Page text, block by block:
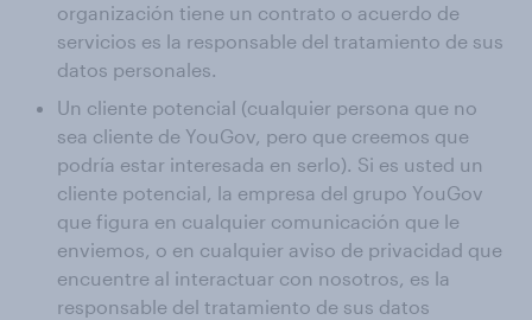
organización tiene un contrato o acuerdo de
servicios es la responsable del tratamiento de sus
datos personales.
Un cliente potencial (cualquier persona que no
sea cliente de YouGov, pero que creemos que
podría estar interesada en serlo). Si es usted un
cliente potencial, la empresa del grupo YouGov
que figura en cualquier comunicación que le
enviemos, o en cualquier aviso de privacidad que
encuentre al interactuar con nosotros, es la
responsable del tratamiento de sus datos